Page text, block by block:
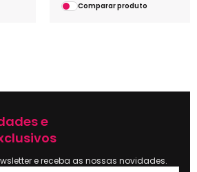
Comparar produto
e
e receba as nossas novidades.